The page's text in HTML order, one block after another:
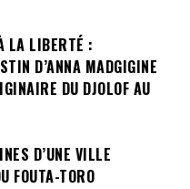
LA LIBERTÉ :
D’ANNA MADGIGINE
DU DJOLOF AU
D’UNE VILLE
FOUTA-TORO